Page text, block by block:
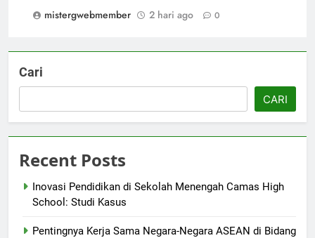
mistergwebmember
2 hari ago 0
Cari
CARI
Recent Posts
Inovasi Pendidikan di Sekolah Menengah Camas High
School: Studi Kasus
Pentingnya Kerja Sama Negara-Negara ASEAN di Bidang